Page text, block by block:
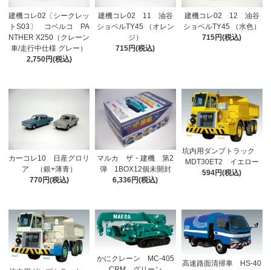
建機コレ02〔シークレッ
トS03〕 コベルコ PA
NTHER X250（クレーン
車/走行中仕様 グレー）
2,750円(税込)
建機コレ02 11 油谷
ショベルTY45 （オレン
ジ）
715円(税込)
建機コレ02 12 油谷
ショベルTY45 （水色）
715円(税込)
カーコレ10 日産グロリ
ア （銀+薄青）
770円(税込)
マルカ ザ・建機 第2
弾 1BOX12個未開封
6,336円(税込)
坑内用ダンプトラック
MDT30ET2 イエロー
594円(税込)
かにクレーン MC-405
高速路面清掃車 HS-40